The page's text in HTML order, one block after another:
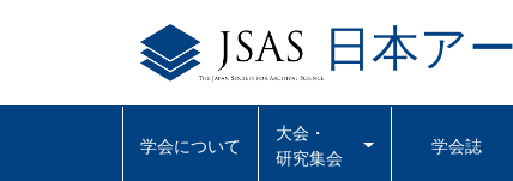
日本ア
学会について
大会・
研究集会
学会誌